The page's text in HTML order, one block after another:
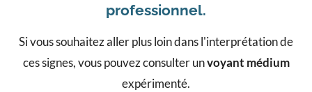
professionnel.
Si vous souhaitez aller plus loin dans l'interprétation de
ces signes, vous pouvez consulter unvoyant médium
expérimenté.